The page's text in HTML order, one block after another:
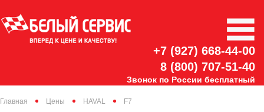
+7 (927) 668-44-00
8 (800) 707-51-40
Звонок по России бесплатный
Главная Цены HAVAL F7